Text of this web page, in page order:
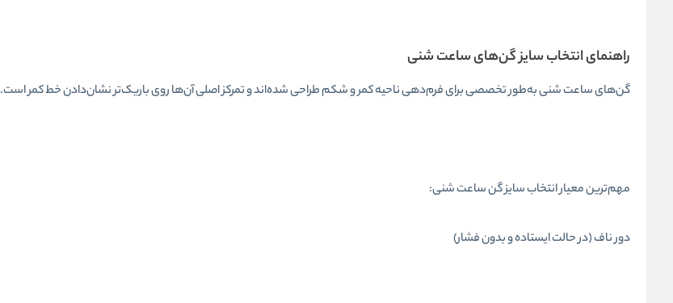
راهنمای انتخاب سایز گن‌های ساعت شنی
گن‌های ساعت شنی به‌طور تخصصی برای فرم‌دهی ناحیه کمر و شکم طراحی شده‌اند و تمرکز اصلی آن‌ها روی باریک‌تر نشان‌دادن خط کمر است.
مهم‌ترین معیار انتخاب سایز گن ساعت شنی:
دور ناف (در حالت ایستاده و بدون فشار)